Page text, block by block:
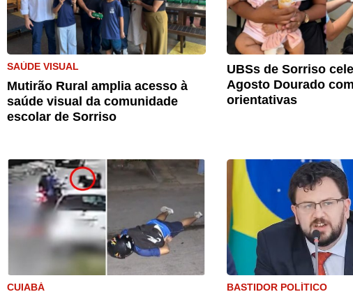
SAÚDE VISUAL
Mutirão Rural amplia acesso à
saúde visual da comunidade
escolar de Sorriso
UBSs de Sorriso
Agosto Dourado
orientativas
CUIABÁ BASTIDOR POLÍTICO